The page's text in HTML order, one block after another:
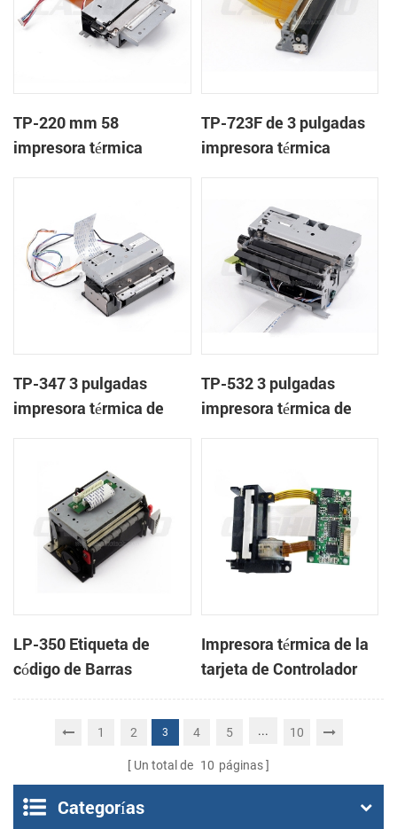
TP-220 mm 58
impresora térmica
TP-723F de 3 pulgadas
impresora térmica
TP-347 3 pulgadas
impresora térmica de
TP-532 3 pulgadas
impresora térmica de
LP-350 Etiqueta de
código de Barras
Impresora Mecanismo
Impresora térmica de la
tarjeta de Controlador
DB-100
1 2 3 4 5 ... 10
Un total de 10 páginas
Categorías